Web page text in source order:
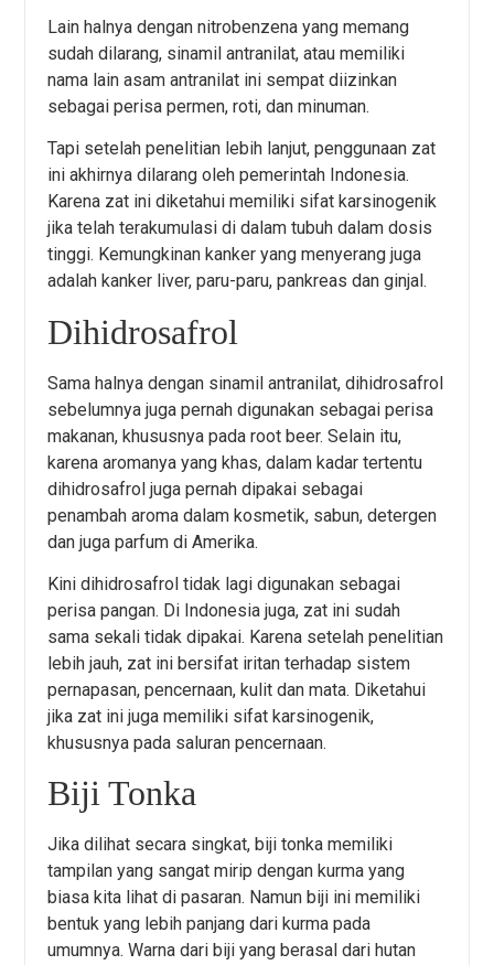
Lain halnya dengan nitrobenzena yang memang
sudah dilarang, sinamil antranilat, atau memiliki
nama lain asam antranilat ini sempat diizinkan
sebagai perisa permen, roti, dan minuman.
Tapi setelah penelitian lebih lanjut, penggunaan zat
ini akhirnya dilarang oleh pemerintah Indonesia.
Karena zat ini diketahui memiliki sifat karsinogenik
jika telah terakumulasi di dalam tubuh dalam dosis
tinggi. Kemungkinan kanker yang menyerang juga
adalah kanker liver, paru-paru, pankreas dan ginjal.
Dihidrosafrol
Sama halnya dengan sinamil antranilat, dihidrosafrol
sebelumnya juga pernah digunakan sebagai perisa
makanan, khususnya pada root beer. Selain itu,
karena aromanya yang khas, dalam kadar tertentu
dihidrosafrol juga pernah dipakai sebagai
penambah aroma dalam kosmetik, sabun, detergen
dan juga parfum di Amerika.
Kini dihidrosafrol tidak lagi digunakan sebagai
perisa pangan. Di Indonesia juga, zat ini sudah
sama sekali tidak dipakai. Karena setelah penelitian
lebih jauh, zat ini bersifat iritan terhadap sistem
pernapasan, pencernaan, kulit dan mata. Diketahui
jika zat ini juga memiliki sifat karsinogenik,
khususnya pada saluran pencernaan.
Biji Tonka
Jika dilihat secara singkat, biji tonka memiliki
tampilan yang sangat mirip dengan kurma yang
biasa kita lihat di pasaran. Namun biji ini memiliki
bentuk yang lebih panjang dari kurma pada
umumnya. Warna dari biji yang berasal dari hutan